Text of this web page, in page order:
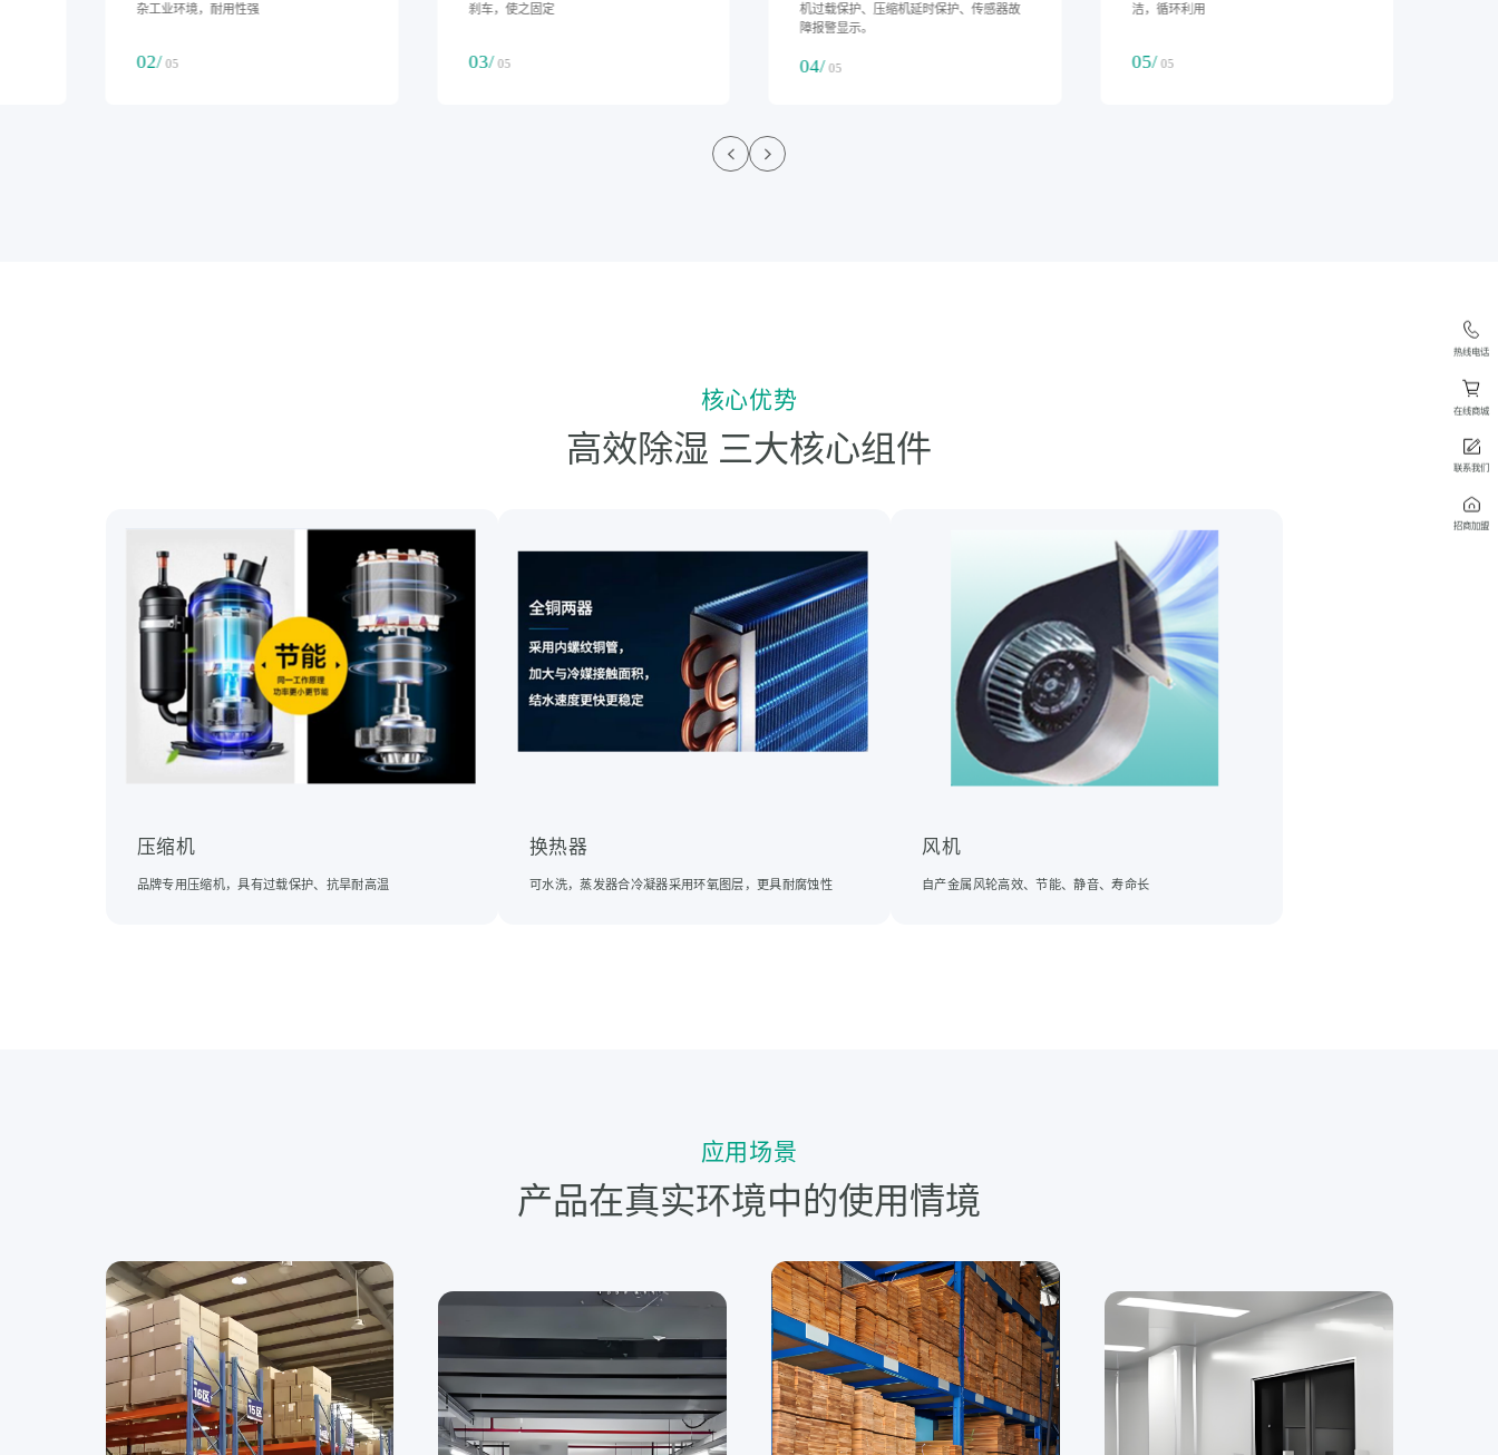
省心
01/ 05
杂工业环境，耐用性强
02/ 05
刹车，使之固定
03/05
机过载保护、压缩机延时保护、传感器故
04/ 05
核心优势
高效除湿 三大核心组件
压缩机
品牌专用压缩机，具有过载保护、抗旱耐高温
换热器
可水洗，蒸发器合冷凝器采用环氧图层，更具耐腐蚀性
风机
自产金属风轮高效、节能、静音、寿命长
应用场景
产品在真实环境中的使用情境
热线电话
在线商城
联系我们
招商加盟